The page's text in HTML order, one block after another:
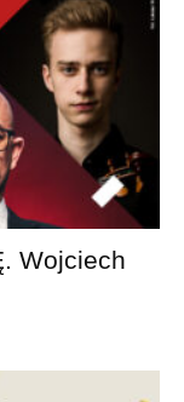
Wojciech